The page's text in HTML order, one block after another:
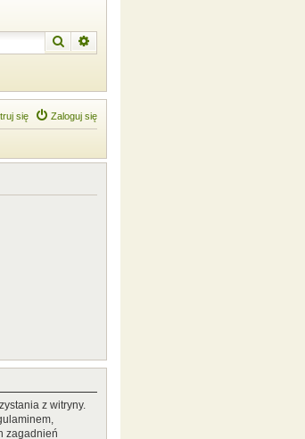
Szukaj
Zaloguj się
się
z witryny.
zagadnień